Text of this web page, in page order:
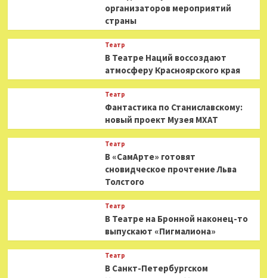
организаторов мероприятий
страны
Театр
В Театре Наций воссоздают
атмосферу Красноярского края
Театр
Фантастика по Станиславскому:
новый проект Музея МХАТ
Театр
В «СамАрте» готовят
сновидческое прочтение Льва
Толстого
Театр
В Театре на Бронной наконец-то
выпускают «Пигмалиона»
Театр
В Санкт-Петербургском